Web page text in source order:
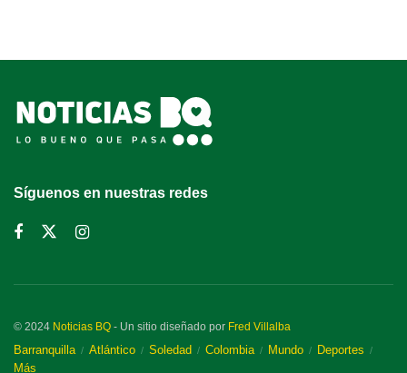
Síguenos en nuestras redes
© 2024 Noticias BQ - Un sitio diseñado por Fred Villalba
Barranquilla Atlántico Soledad Colombia Mundo
Deportes
Más